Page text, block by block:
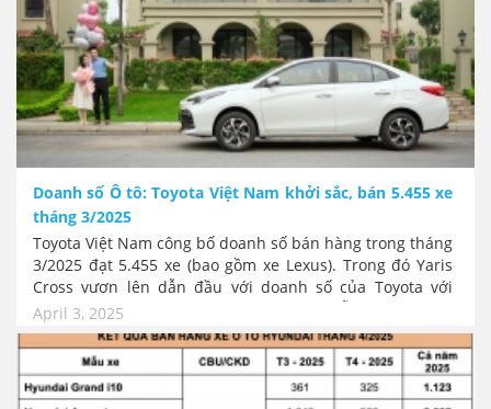
Doanh số Ô tô: Toyota Việt Nam khởi sắc, bán 5.455 xe
tháng 3/2025
Toyota Việt Nam công bố doanh số bán hàng trong tháng
3/2025 đạt 5.455 xe (bao gồm xe Lexus). Trong đó Yaris
Cross vươn lên dẫn đầu với doanh số của Toyota với
1.185 xe. Bên cạnh đó, Vios tiếp tục là mẫu xe CKD bán
chạy nhất với 1.041 xe. So với tháng 2 doanh số bán
hàng chỉ đạt 3.156 xe, Toyota đã có mức tăng trưởng gần
gấp đôi.
April 3, 2025